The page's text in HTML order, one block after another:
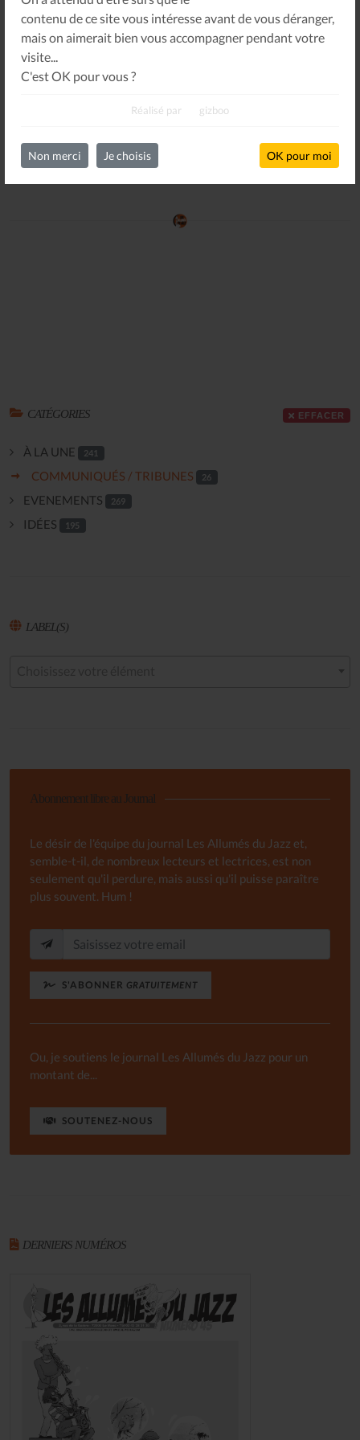
contenu de ce site vous intéresse avant de vous déranger,
mais on aimerait bien vous accompagner pendant votre
visite...
C'est OK pour vous ?
Réalisé par gizboo
Non merci Je choisis OK pour moi
Oops !Un problème sur le partage !
Un petit geste pour
nous faire tous réapparaître.
COMMUNIQUÉ DES ALLUMÉS DU JAZZ :
2012-07-01 COMMUNIQUÉS / TRIBUNES
CATÉGORIES EFFACER
À LA UNE 241
COMMUNIQUÉS / TRIBUNES 26
EVENEMENTS 269
IDÉES 195
LABEL(S)
Abonnement libre au Journal
Le désir de l'équipe du journal Les Allumés du Jazz et,
semble-t-il, de nombreux lecteurs et lectrices, est non
seulement qu'il perdure, mais aussi qu'il puisse paraître
plus souvent. Hum !
S'ABONNER GRATUITEMENT
Ou, je soutiens le journal Les Allumés du Jazz pour un
montant de...
SOUTENEZ-NOUS
DERNIERS NUMÉROS